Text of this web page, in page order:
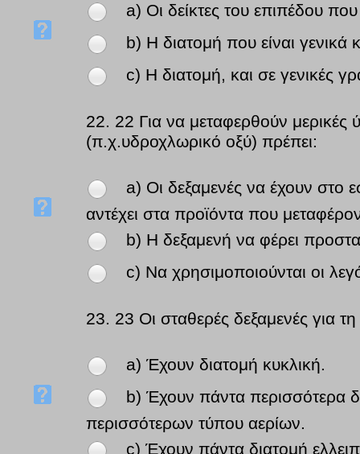
a) Οι δείκτες του επιπέδου
b) Η διατομή που είναι γενικά
c) Η διατομή, και σε γενικές
22. 22 Για να μεταφερθούν μερικές
(π.χ.υδροχλωρικό οξύ) πρέπει:
a) Οι δεξαμενές να έχουν στο
αντέχει στα προϊόντα που
b) Η δεξαμενή να φέρει
c) Να χρησιμοποιούνται οι
23. 23 Οι σταθερές δεξαμενές για
a) Έχουν διατομή κυκλική.
b) Έχουν πάντα περισσότερα
περισσότερων τύπου αερίων.
c) Έχουν πάντα διατομή